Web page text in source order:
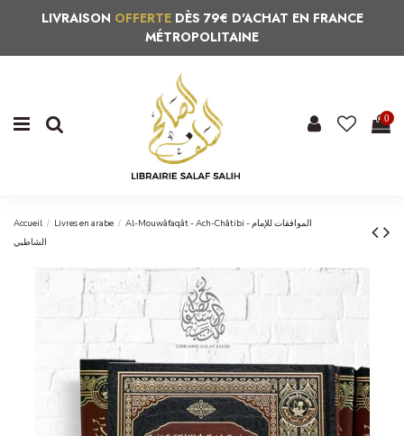
LIVRAISON OFFERTEDÈS 79€ D'ACHAT EN FRANCE
MÉTROPOLITAINE
0
Accueil Livres en arabe
Al-Mouwâfaqât - Ach-Châtibi - الموافقات للإمام
الشاطبي